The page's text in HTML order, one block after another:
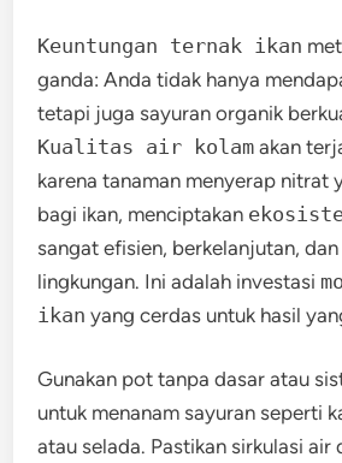
Keuntungan ternak ikan
ganda: Anda tidak hanya
tetapi juga sayuran organik
Kualitas air kolam akan
karena tanaman menyerap nitrat
bagi ikan, menciptakan
sangat efisien, berkelanjutan,
lingkungan. Ini adalah investasi
ikan yang cerdas untuk hasil
Gunakan pot tanpa dasar atau
untuk menanam sayuran seperti
atau selada. Pastikan sirkulasi air